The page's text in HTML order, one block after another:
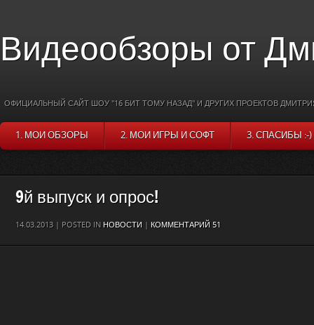
Видеообзоры от
ОФИЦИАЛЬНЫЙ САЙТ ШОУ "16 БИТ ТОМУ НАЗАД" И ДРУГИХ ПРОЕКТОВ
1. МОИ ОБЗОРЫ 2. МОИ ИГРЫ И СОФТ 3. СПАСИБЫ :-)
9й выпуск и опрос!
14.03.2013 | POSTED IN НОВОСТИ | КОММЕНТАРИЙ 51